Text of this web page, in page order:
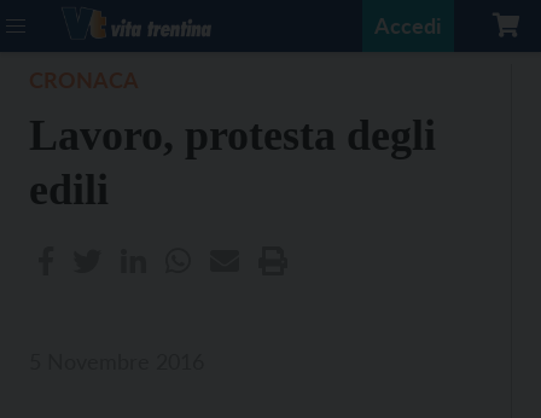
Accedi
Lavoro, protesta degli
edili